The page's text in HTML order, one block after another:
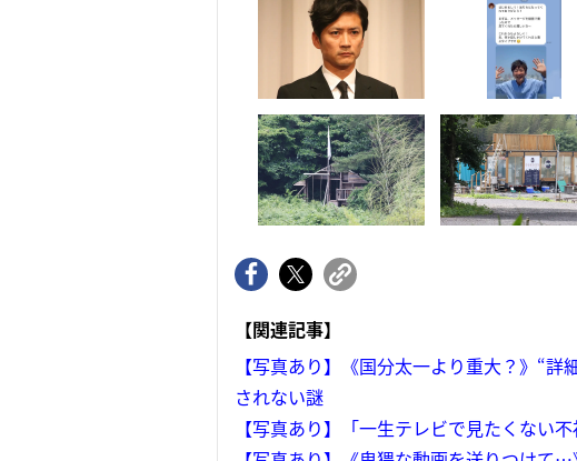
【関連記事】
【写真あり】《国分太一より重大？》“
されない謎
【写真あり】「一生テレビで見たくない